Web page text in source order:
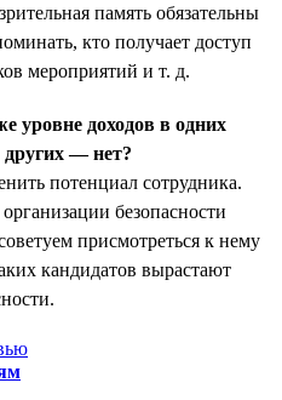
память обязательны
кто получает доступ
мероприятий и т. д.
уровне доходов в одних
— нет?
потенциал сотрудника.
безопасности
присмотреться к нему
кандидатов вырастают